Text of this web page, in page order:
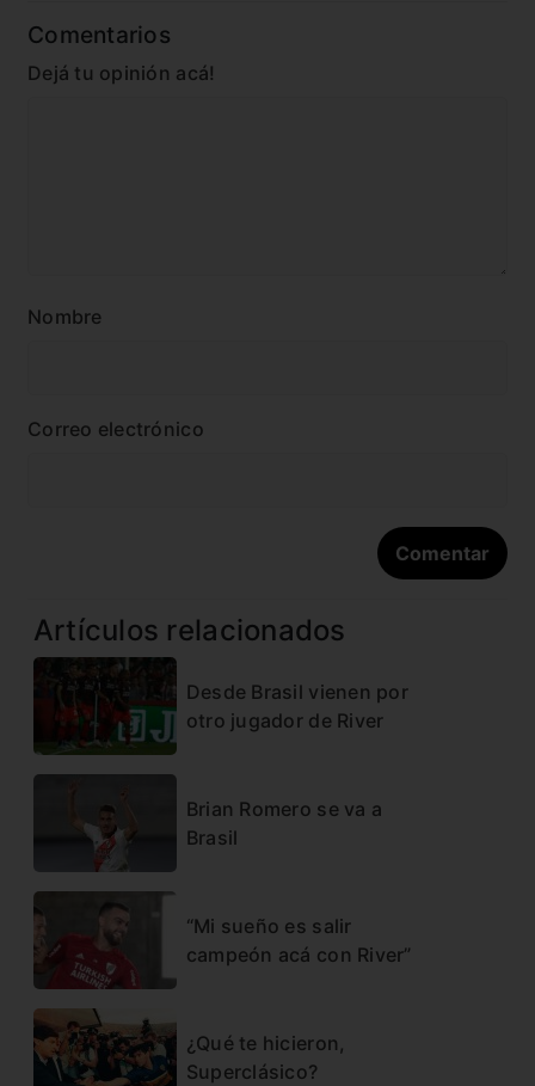
Comentarios
Dejá tu opinión acá!
Nombre
Correo electrónico
Artículos relacionados
Desde Brasil vienen por
otro jugador de River
Brian Romero se va a
Brasil
“Mi sueño es salir
campeón acá con River”
¿Qué te hicieron,
Superclásico?